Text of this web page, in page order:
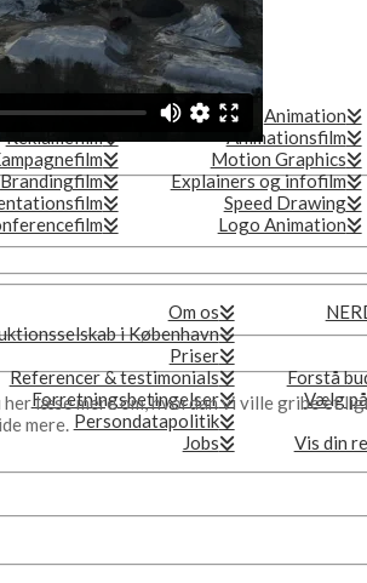
Reklamefilm
Brandingfilm
Animation
Animationsfilm
Motion Graphics
Explainers og infofilm
Speed Drawing
Logo Animation
Om os
i København
Priser
Referencer & testimonials
Forretningsbetingelser
Persondatapolitik
Jobs
Forstå
Vælg
Vis din
læse mere om, hvordan vi ville gribe et
mere.